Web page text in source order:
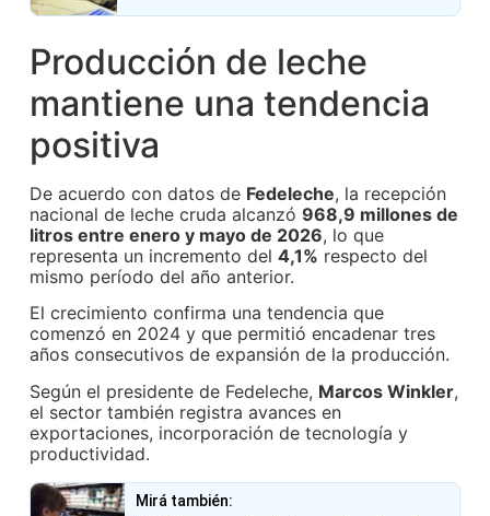
Producción de leche
mantiene una tendencia
positiva
De acuerdo con datos de Fedeleche, la recepción
nacional de leche cruda alcanzó968,9 millones de
litros entre enero y mayo de 2026, lo que
representa un incremento del4,1% respecto del
mismo período del año anterior.
El crecimiento confirma una tendencia que
comenzó en 2024 y que permitió encadenar tres
años consecutivos de expansión de la producción.
Según el presidente de Fedeleche, Marcos Winkler,
el sector también registra avances en
exportaciones, incorporación de tecnología y
productividad.
Mirá también: